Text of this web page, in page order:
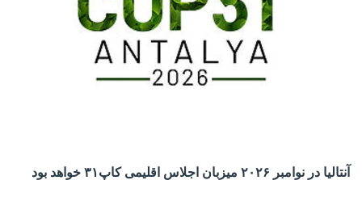
آنتالیا در نوامبر ۲۰۲۶ میزبان اجلاس اقلیمی کاپ۳۱ خواهد بود